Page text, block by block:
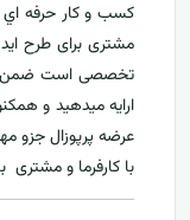
کسب و کار حرفه اي
مشتری برای طرح
تخصصی است ضمن
ارايه ميدهید و
عرضه پرپوزال جزو
با کارفرما و مشتری